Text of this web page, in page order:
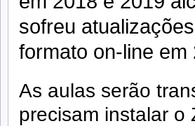
sofreu
formato on-line em
As aulas serão
precisam instalar o